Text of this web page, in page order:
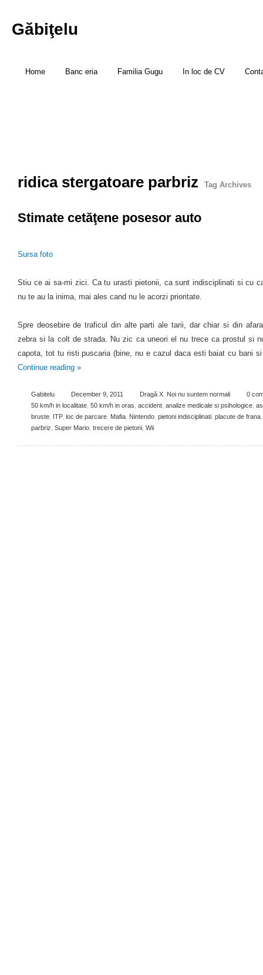
Găbiţelu
Home Banc eria Familia Gugu In loc de CV
ridica stergatoare parbriz Tag Archives
Stimate cetăţene posesor auto
Sursa foto
Stiu ce ai sa-mi zici. Ca tu urasti pietonii, ca sunt indisciplinati si cu
nu te au la inima, mai ales cand nu le acorzi prioritate.
Spre deosebire de traficul din alte parti ale tarii, dar chiar si din
zebra si la colt de strada. Nu zic ca uneori el nu trece ca prostul si
capota, tot tu risti puscaria (bine, nu e cazul daca esti baiat cu bani
Continue reading »
Gabitelu December 9, 2011 Dragă X Noi nu suntem normali
0
50 km/h in localitate 50 km/h in oras accident analize medicale si psihologice
bruste ITP, loc de parcare Mafia Nintendo pietoni indisciplinati placute de frana
parbriz Super Mario trecere de pietoni Wii